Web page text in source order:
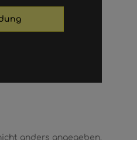
anders angegeben.